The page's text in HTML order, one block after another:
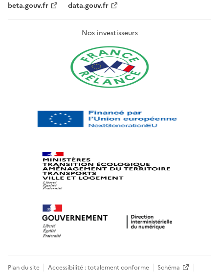
beta.gouv.fr
data.gouv.fr
Nos investisseurs
Plan du site Accessibilité : totalement conforme Schéma